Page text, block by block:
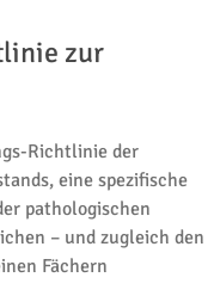
zur
Richtlinie der
eine spezifische
pathologischen
– und zugleich den
Fächern